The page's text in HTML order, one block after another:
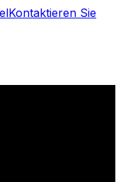
Kontaktieren Sie